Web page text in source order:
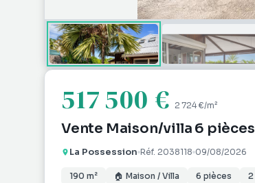
517 500 € 2 724 €/m²
Vente Maison/villa 6 pièces
La Possession Réf. 2038118 09/08/2026
190 m² 🏠 Maison / Villa 6 pièces 2